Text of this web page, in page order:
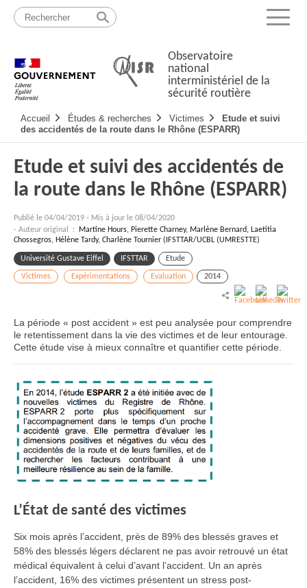
Passer
contenu
Menu
Observatoire
national
interministériel de la
sécurité routière
principale
Accueil Études & recherches Victimes
Etude et suivi
des accidentés de la route dans le Rhône (ESPARR)
Etude et suivi des accidentés de
la route dans le Rhône (ESPARR)
Publié le 04/04/2019 - Mis à jour le 08/04/2020
- Auteur original :
Martine Hours, Pierette Charney, Marlène Bernard, Laetitia
Chossegros, Hélène Tardy, Charlène Tournier (IFSTTAR/UCBL (UMRESTTE)
Université Gustave Eiffel IFSTTAR Etude
Victimes Expérimentations Evaluation 2014
La période « post accident » est peu analysée pour comprendre
le retentissement dans la vie des victimes et de leur entourage.
Cette étude vise à mieux connaître et quantifier cette période.
L’État de santé des victimes
Six mois après l’accident, près de 89% des blessés graves et
58% des blessés légers déclarent ne pas avoir retrouvé un état
médical équivalent à celui d’avant l’accident. Un an après
l’accident, 16% des victimes présentent un stress post-